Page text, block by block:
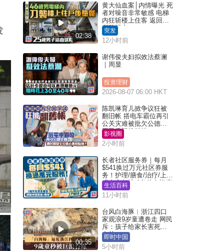
02:38
黄大仙血案│内情曝光 死
者对噪音非常敏感 电梯
内狂斩楼上住客 返回住
所堕楼亡
突发
12小时前
谢伟俊夫妇拟效法蔡澜
｜周显
投资理财
2026-08-07 06:00 HKT
陈凯琳育儿掀争议狂被
翻旧帐 搭电车霸位再引
公关灾难被批欠公德心
网民质疑扮贴地？
影视圈
2小时前
长者社区服务券｜每月
$541换过万元社区券服
务！护理/膳食/治疗/上门
或中心任拣 1条件免资产
审查（附申请资格及教
学）
生活百科
11小时前
00:35
台风白海豚︱浙江四口
家观浪9岁童遭卷走 网民
斥：孩子给家长害死︱
有片
即时中国
5小时前